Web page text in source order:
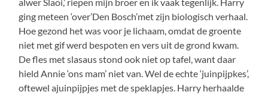
ging meteen ‘over’Den Bosch’met zijn biologisch verhaal.
Hoe gezond het was voor je lichaam, omdat de groente
niet met gif werd bespoten en vers uit de grond kwam.
De fles met slasaus stond ook niet op tafel, want daar
hield Annie ‘ons mam’ niet van. Wel de echte ‘juinpijpkes’,
oftewel ajuinpijpjes met de speklapjes. Harry herhaalde